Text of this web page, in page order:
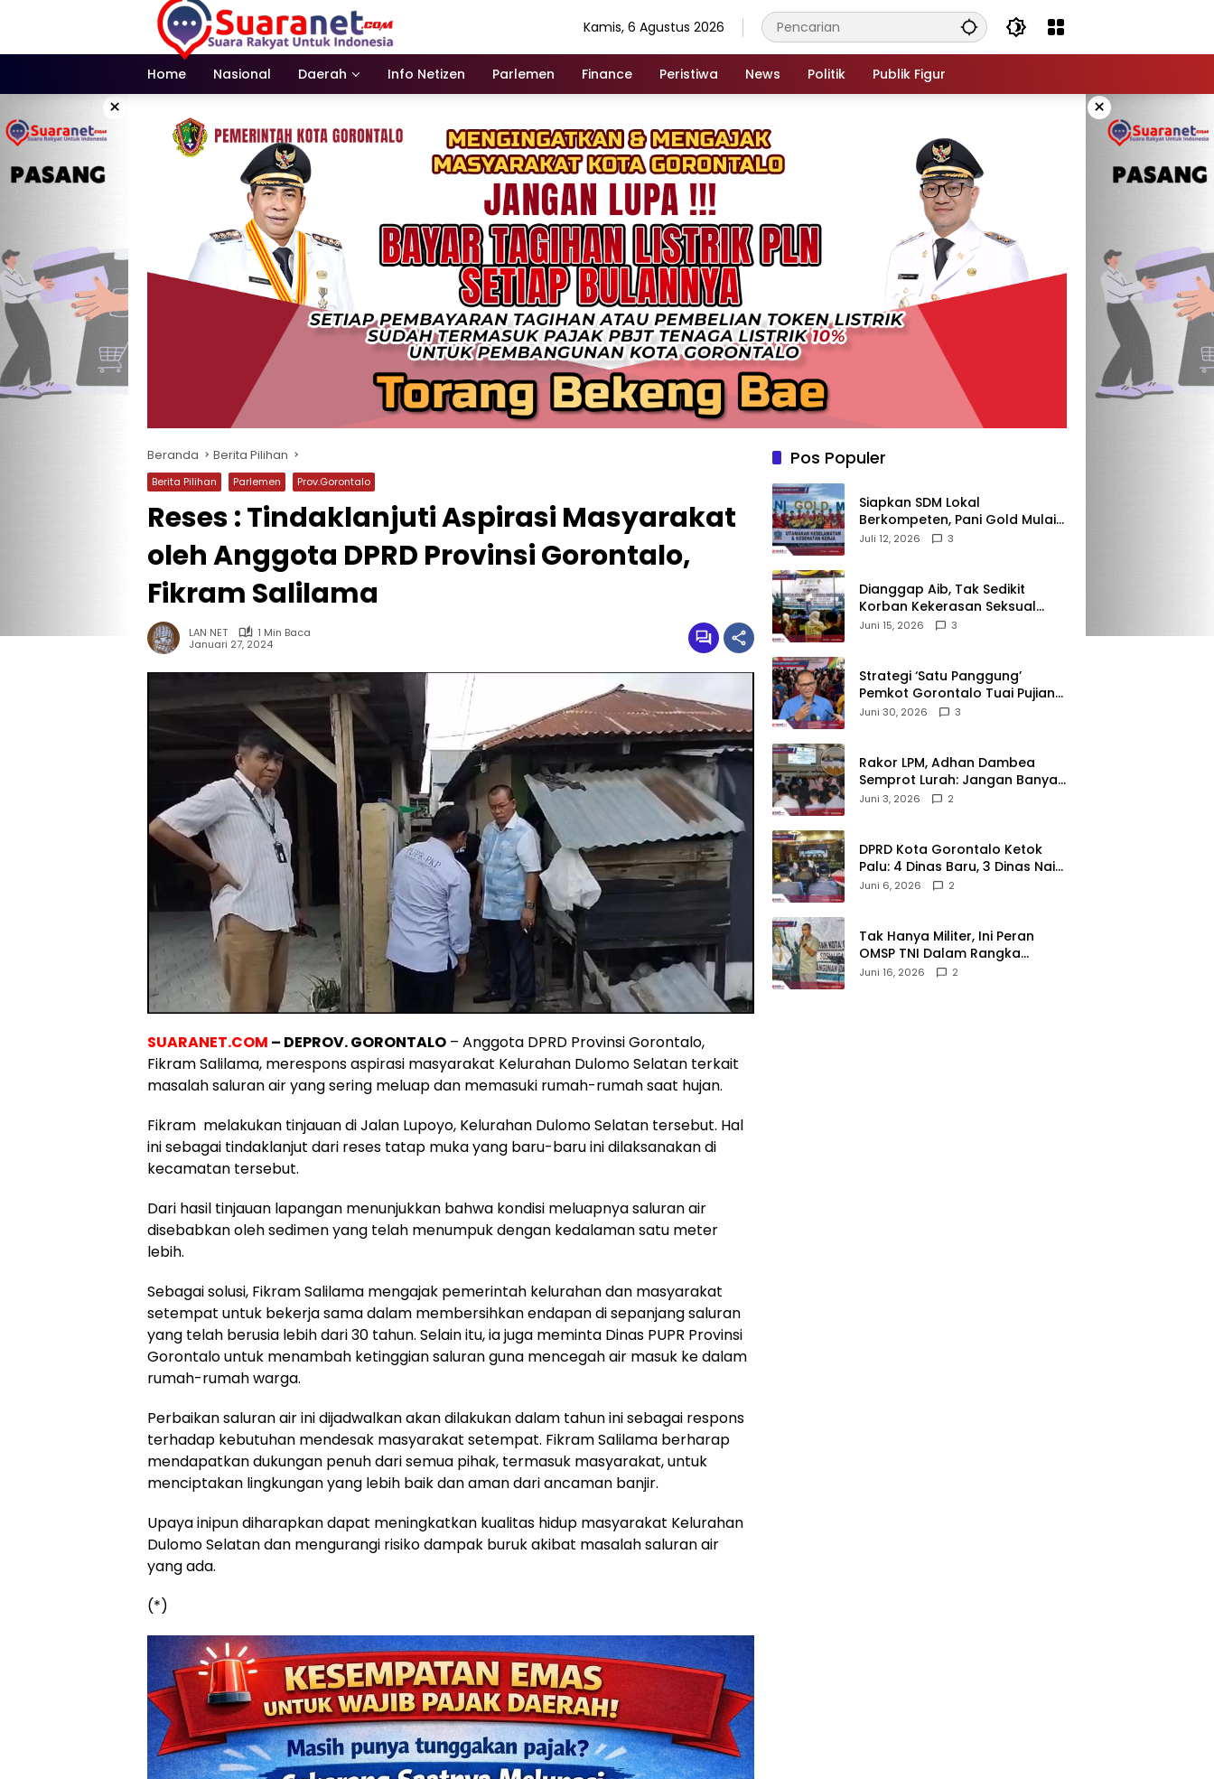
Kamis, 6 Agustus 2026
Home Nasional Daerah Info Netizen Parlemen Finance Peristiwa News Politik Publik Figur
× ×
Beranda Berita Pilihan
Berita Pilihan Parlemen Prov.Gorontalo
Reses : Tindaklanjuti Aspirasi Masyarakat
oleh Anggota DPRD Provinsi Gorontalo,
Fikram Salilama
LAN NET
1 Min Baca
Januari 27, 2024
SUARANET.COM – DEPROV. GORONTALO – Anggota DPRD Provinsi Gorontalo,
Fikram Salilama, merespons aspirasi masyarakat Kelurahan Dulomo Selatan terkait
masalah saluran air yang sering meluap dan memasuki rumah-rumah saat hujan.
Fikram melakukan tinjauan di Jalan Lupoyo, Kelurahan Dulomo Selatan tersebut. Hal
ini sebagai tindaklanjut dari reses tatap muka yang baru-baru ini dilaksanakan di
kecamatan tersebut.
Dari hasil tinjauan lapangan menunjukkan bahwa kondisi meluapnya saluran air
disebabkan oleh sedimen yang telah menumpuk dengan kedalaman satu meter
lebih.
Sebagai solusi, Fikram Salilama mengajak pemerintah kelurahan dan masyarakat
setempat untuk bekerja sama dalam membersihkan endapan di sepanjang saluran
yang telah berusia lebih dari 30 tahun. Selain itu, ia juga meminta Dinas PUPR Provinsi
Gorontalo untuk menambah ketinggian saluran guna mencegah air masuk ke dalam
rumah-rumah warga.
Perbaikan saluran air ini dijadwalkan akan dilakukan dalam tahun ini sebagai respons
terhadap kebutuhan mendesak masyarakat setempat. Fikram Salilama berharap
mendapatkan dukungan penuh dari semua pihak, termasuk masyarakat, untuk
menciptakan lingkungan yang lebih baik dan aman dari ancaman banjir.
Upaya inipun diharapkan dapat meningkatkan kualitas hidup masyarakat Kelurahan
Dulomo Selatan dan mengurangi risiko dampak buruk akibat masalah saluran air
yang ada.
(*)
Pos Populer
‎Siapkan SDM Lokal
Berkompeten, Pani Gold Mulai
Kolaborasi dengan Kampus-
Juli 12, 2026 3
‎Dianggap Aib, Tak Sedikit
Korban Kekerasan Seksual
Memilih Bungkam, Malu untuk
Juni 15, 2026 3
Strategi ‘Satu Panggung’
Pemkot Gorontalo Tuai Pujian
Kakanwil BPJS
Juni 30, 2026 3
‎Rakor LPM, Adhan Dambea
Semprot Lurah: Jangan Banyak
Gaya!‎
Juni 3, 2026 2
‎DPRD Kota Gorontalo Ketok
Palu: 4 Dinas Baru, 3 Dinas Naik
Kelas
Juni 6, 2026 2
‎Tak Hanya Militer, Ini Peran
OMSP TNI Dalam Rangka
Mendukung Pembangunan
Juni 16, 2026 2